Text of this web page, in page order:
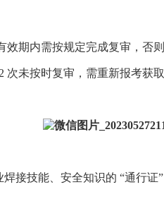
期内需按规定完成复审，否则
未按时复审，需重新报考获取
接技能、安全知识的 “通行证